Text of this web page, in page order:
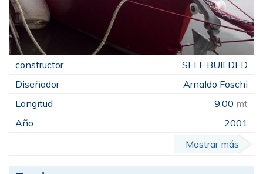
.SELF BUILDED
Arnaldo Foschi
9,00 mt
2001
Mostrar más